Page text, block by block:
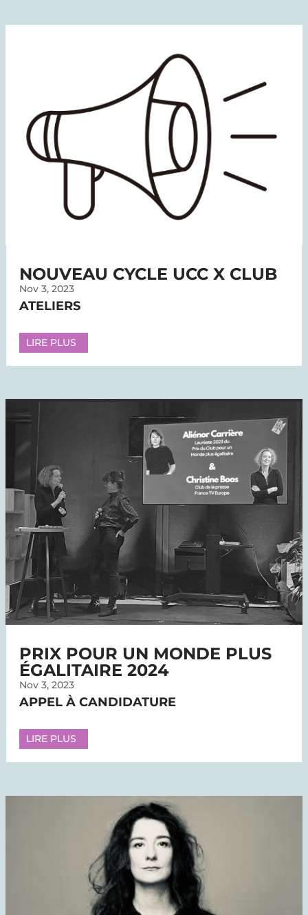
NOUVEAU CYCLE UCC X CLUB
Nov 3, 2023
ATELIERS
LIRE PLUS
PRIX POUR UN MONDE PLUS
ÉGALITAIRE 2024
Nov 3, 2023
APPEL À CANDIDATURE
LIRE PLUS